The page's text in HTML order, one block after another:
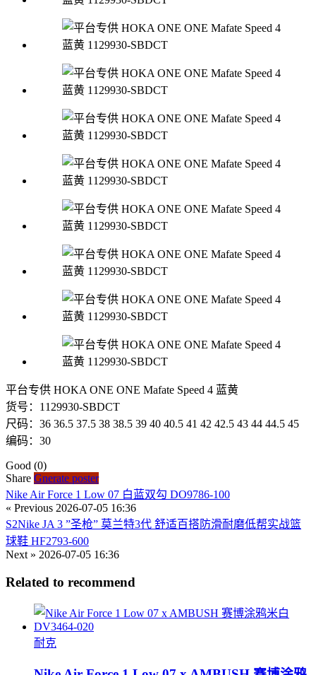
平台专供 HOKA ONE ONE Mafate Speed 4 蓝黄
货号：1129930-SBDCT
尺码：36 36.5 37.5 38 38.5 39 40 40.5 41 42 42.5 43 44 44.5 45
编码：30
Good (0)
Share Gnerate poster
Nike Air Force 1 Low 07 白蓝双勾 DO9786-100
« Previous 2026-07-05 16:36
S2Nike JA 3 ”圣枪” 莫兰特3代 舒适百搭防滑耐磨低帮实战篮
球鞋 HF2793-600
Next » 2026-07-05 16:36
Related to recommend
耐克